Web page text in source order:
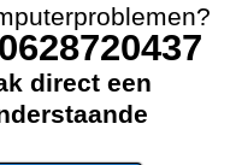
direct een